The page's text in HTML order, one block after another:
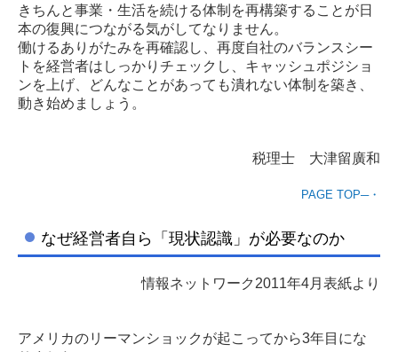
きちんと事業・生活を続ける体制を再構築することが日
本の復興につながる気がしてなりません。
働けるありがたみを再確認し、再度自社のバランスシー
トを経営者はしっかりチェックし、キャッシュポジショ
ンを上げ、どんなことがあっても潰れない体制を築き、
動き始めましょう。
税理士 大津留廣和
PAGE TOP─・
なぜ経営者自ら「現状認識」が必要なのか
情報ネットワーク2011年4月表紙より
アメリカのリーマンショックが起こってから3年目にな